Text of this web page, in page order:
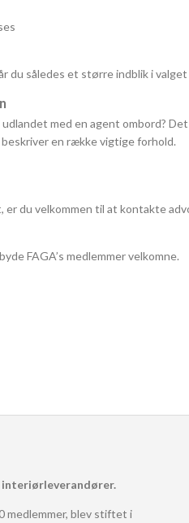
du således et større indblik i
med en agent ombord?
en række vigtige forhold.
er du velkommen til at kontakte
FAGA’s medlemmer velkomne.
interiørleverandører.
medlemmer, blev stiftet i